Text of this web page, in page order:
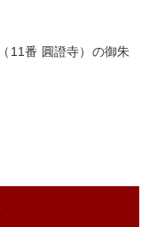
11番 圓證寺）の御朱